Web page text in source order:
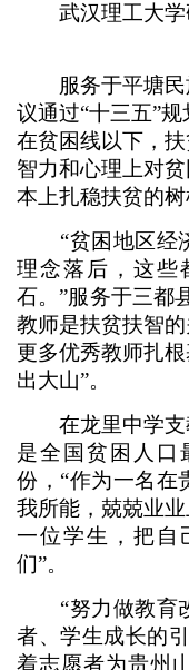
武汉理工大学
服务于平塘民
议通过“十三五”
在贫困线以下，
智力和心理上对
本上扎稳扶贫的树
“贫困地区经济
理念落后，这些
石。”服务于三都
教师是扶贫扶智
更多优秀教师扎
出大山”。
在龙里中学支
是全国贫困人口
份，“作为一名在
我所能，兢兢业
一位学生，把自
们”。
“努力做教育改
者、学生成长的
着志愿者为贵州